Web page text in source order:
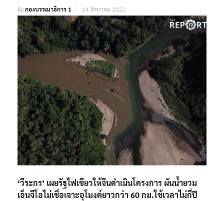
Byกองบรรณาธิการ 1 14 สิงหาคม 2022
‘วีระกร’ เผยรัฐไฟเขียวให้จีนดำเนินโครงการ ผันน้ำยวม
เอ็นจีโอไม่เชื่อเจาะอุโมงค์ยาวกว่า 60 กม.ใช้เวลาไม่กี่ปี